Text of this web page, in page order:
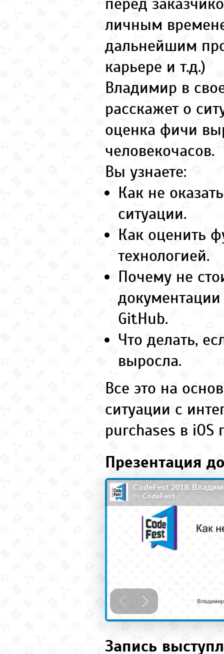
личным
дальнейшим
карьере и т.д.)
Владимир в
расскажет о
оценка фичи
человекочасов.
Вы узнаете:
Как не
ситуации.
Как оценить
технологией.
Почему не
GitHub.
Что делать,
выросла.
Все это на
ситуации с
purchases в iOS
Презентация
Запись